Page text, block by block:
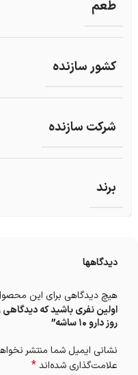
طعم
کشور سازنده
شرکت سازنده
برند
دیدگاهها
هیچ دیدگاهی برای این
اولین نفری باشید که دیدگاهی
روز دارو ۱۰ ساشه”
نشانی ایمیل شما منتشر
علامت‌گذاری شده‌اند*